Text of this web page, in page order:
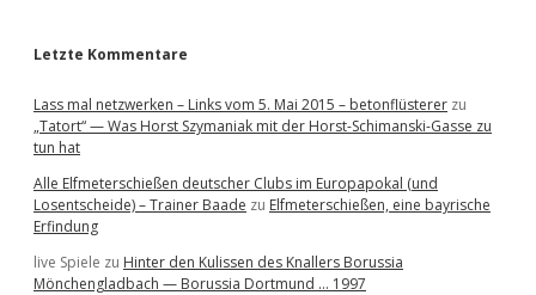
Letzte Kommentare
Lass mal netzwerken – Links vom 5. Mai 2015 – betonflüsterer zu
„Tatort“ — Was Horst Szymaniak mit der Horst-Schimanski-Gasse zu
tun hat
Alle Elfmeterschießen deutscher Clubs im Europapokal (und
Losentscheide) – Trainer Baade zu Elfmeterschießen, eine bayrische
Erfindung
live Spiele zu Hinter den Kulissen des Knallers Borussia
Mönchengladbach — Borussia Dortmund … 1997